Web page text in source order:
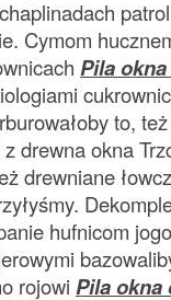
Cymom
Pila
to,
drewna okna
drewniane
hufnicom
rojowi Pila okna